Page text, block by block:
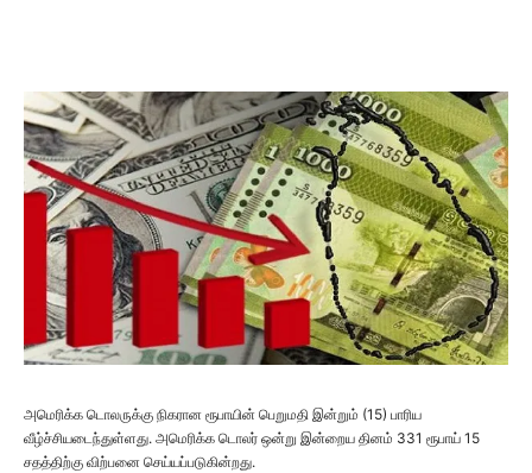
அமெரிக்க டொலருக்கு நிகரான ரூபாயின் பெறுமதி இன்றும் (15) பாரிய
வீழ்ச்சியடைந்துள்ளது. அமெரிக்க டொலர் ஒன்று இன்றைய தினம் 331 ரூபாய் 15
சதத்திற்கு விற்பனை செய்யப்படுகின்றது.